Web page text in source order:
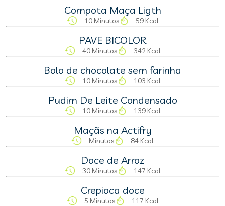
Compota Maça Ligth
10 Minutos 59 Kcal
PAVE BICOLOR
40 Minutos 342 Kcal
Bolo de chocolate sem farinha
10 Minutos 103 Kcal
Pudim De Leite Condensado
10 Minutos 139 Kcal
Maçãs na Actifry
Minutos 84 Kcal
Doce de Arroz
30 Minutos 147 Kcal
Crepioca doce
5 Minutos 117 Kcal